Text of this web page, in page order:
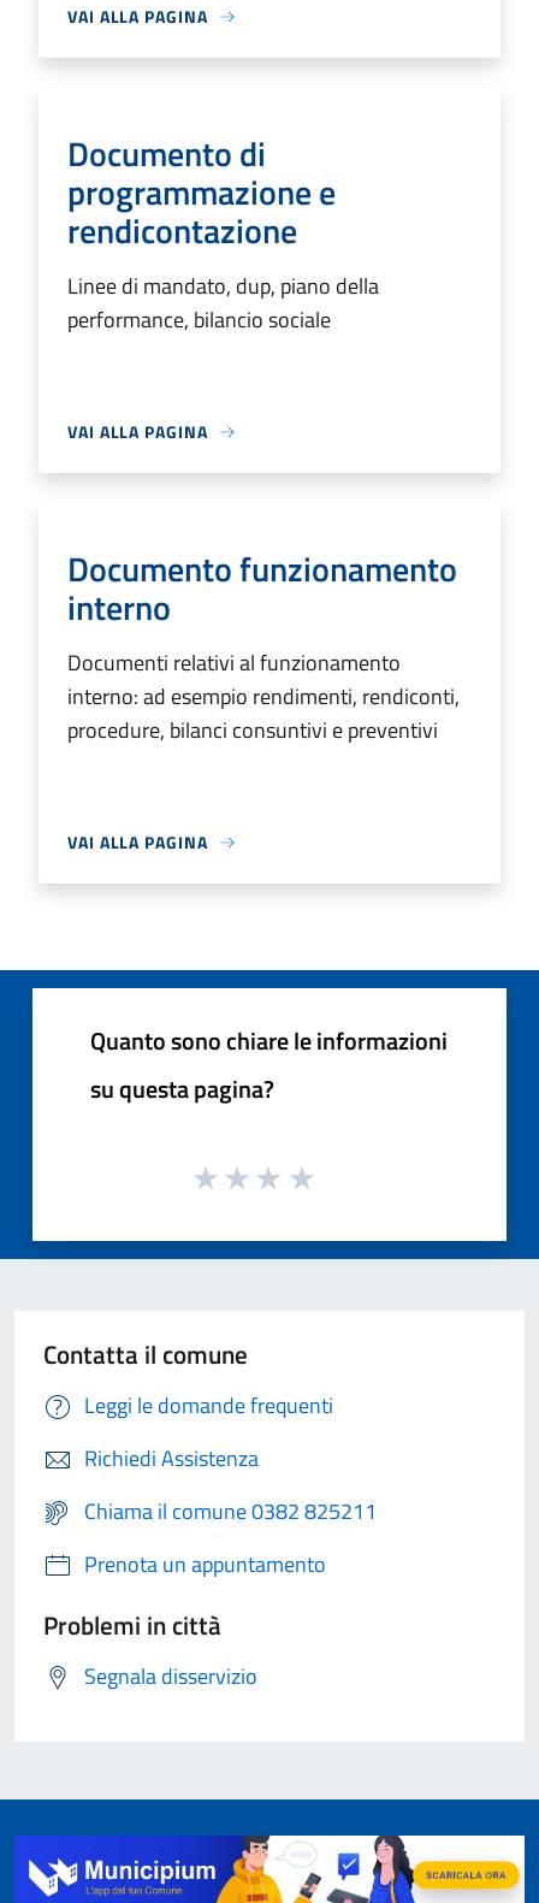
VAI ALLA PAGINA
Documento di
programmazione e
rendicontazione
Linee di mandato, dup, piano della
performance, bilancio sociale
VAI ALLA PAGINA
Documento funzionamento
interno
Documenti relativi al funzionamento
interno: ad esempio rendimenti, rendiconti,
procedure, bilanci consuntivi e preventivi
VAI ALLA PAGINA
Quanto sono chiare le informazioni
su questa pagina?
Contatta il comune
Leggi le domande frequenti
Richiedi Assistenza
Chiama il comune 0382 825211
Prenota un appuntamento
Problemi in città
Segnala disservizio